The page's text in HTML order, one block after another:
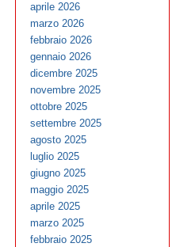
aprile 2026
marzo 2026
febbraio 2026
gennaio 2026
dicembre 2025
novembre 2025
ottobre 2025
settembre 2025
agosto 2025
luglio 2025
giugno 2025
maggio 2025
aprile 2025
marzo 2025
febbraio 2025